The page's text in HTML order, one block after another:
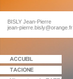
BISLY Jean-Pierre
jean-pierre.bisly@orange.fr